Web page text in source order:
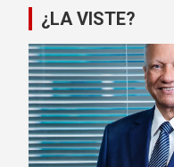
entradas
¿LA VISTE?